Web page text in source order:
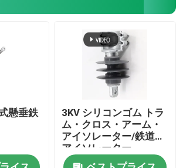
懸垂鉄
3KV シリコンゴム トラ
ム・クロス・アーム・
アイソレーター/鉄道・
アイソレーター